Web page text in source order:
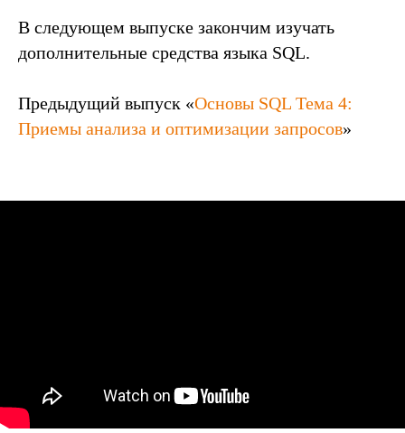
В следующем выпуске закончим изучать
дополнительные средства языка SQL.
Предыдущий выпуск «Основы SQL Тема 4:
Приемы анализа и оптимизации запросов»